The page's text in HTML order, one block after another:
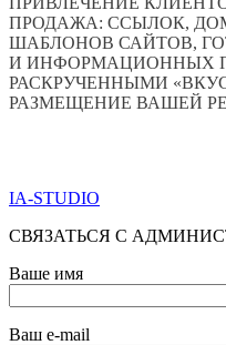
ПРОДАЖА: ССЫЛОК,
ШАБЛОНОВ САЙТОВ,
И ИНФОРМАЦИОННЫХ
РАСКРУЧЕННЫМИ
РАЗМЕЩЕНИЕ ВАШЕЙ
IA-STUDIO
СВЯЗАТЬСЯ С
Ваше имя
Ваш e-mail